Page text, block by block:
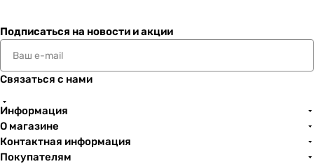
Подписаться на новости и акции
Связаться с нами
Информация
О магазине
Контактная информация
Покупателям